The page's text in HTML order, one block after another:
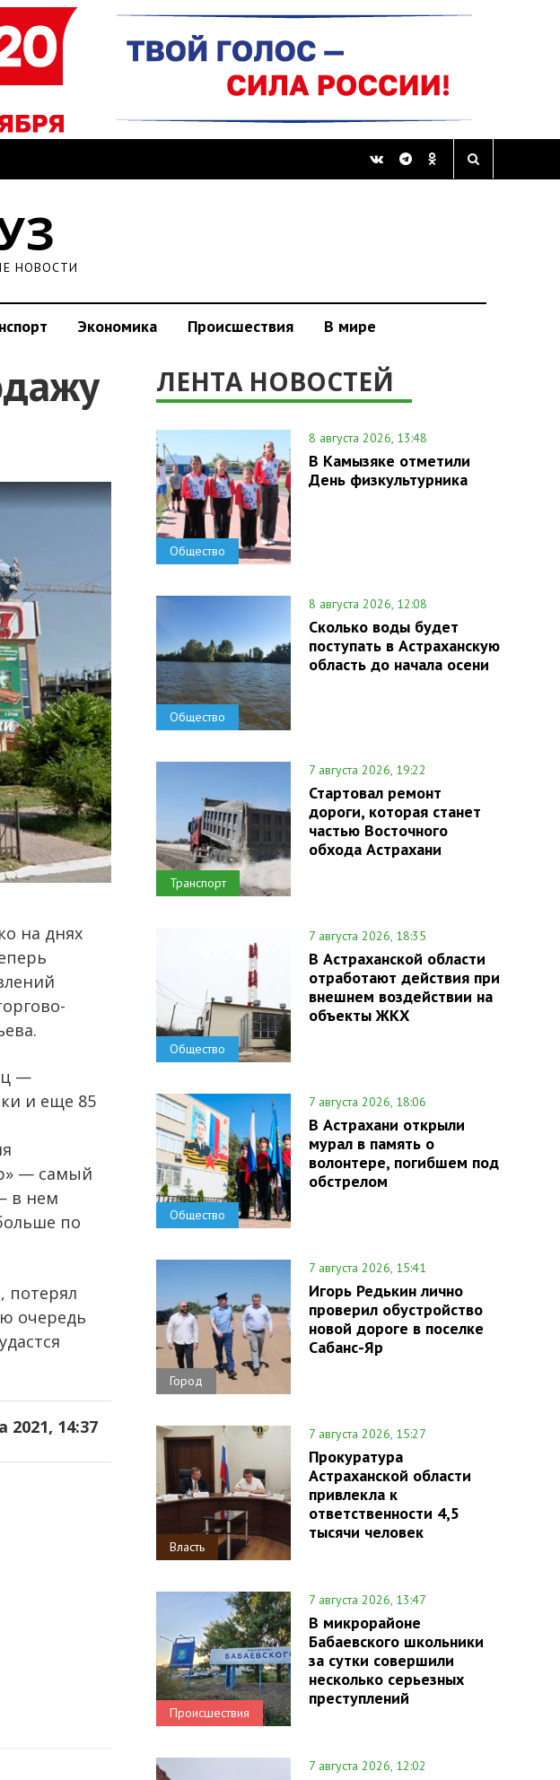
НОВОСТИ
Экономика Происшествия В мире
на днях
—
и еще 85
— самый
в нем
по
потерял
очередь
2021, 14:37
ЛЕНТА НОВОСТЕЙ
Общество
8 августа 2026, 13:48
В Камызяке отметили
День физкультурника
Общество
8 августа 2026, 12:08
Сколько воды будет
поступать в Астраханскую
область до начала осени
Транспорт
7 августа 2026, 19:22
Стартовал ремонт
дороги, которая станет
частью Восточного
обхода Астрахани
Общество
7 августа 2026, 18:35
В Астраханской области
отработают действия при
внешнем воздействии на
объекты ЖКХ
Общество
7 августа 2026, 18:06
В Астрахани открыли
мурал в память о
волонтере, погибшем под
обстрелом
Город
7 августа 2026, 15:41
Игорь Редькин лично
проверил обустройство
новой дороге в поселке
Сабанс-Яр
Власть
7 августа 2026, 15:27
Прокуратура
Астраханской области
привлекла к
ответственности 4,5
тысячи человек
Происшествия
7 августа 2026, 13:47
В микрорайоне
Бабаевского школьники
за сутки совершили
несколько серьезных
преступлений
7 августа 2026, 12:02